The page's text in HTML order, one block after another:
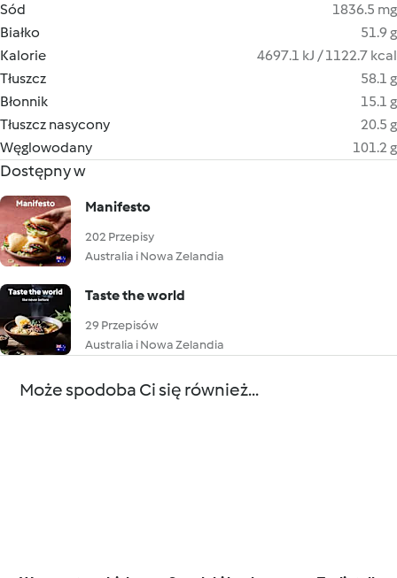
Sód
1836.5 mg
Białko
51.9 g
Kalorie
4697.1 kJ / 1122.7 kcal
Tłuszcz
58.1 g
Błonnik
15.1 g
Tłuszcz nasycony
20.5 g
Węglowodany
101.2 g
Dostępny w
Manifesto
202 Przepisy
Australia i Nowa Zelandia
Taste the world
29 Przepisów
Australia i Nowa Zelandia
Może spodoba Ci się również...